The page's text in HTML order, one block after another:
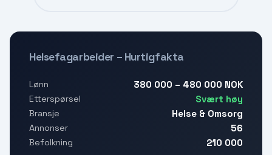
Helsefagarbeider – Hurtigfakta
Lønn 380 000 – 480 000 NOK
Etterspørsel Svært høy
Bransje Helse & Omsorg
Annonser 56
Befolkning 210 000